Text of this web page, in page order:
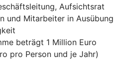
Aufsichtsrat
und Mitarbeiter in Ausübung
beträgt 1 Million Euro
pro Person und je Jahr)